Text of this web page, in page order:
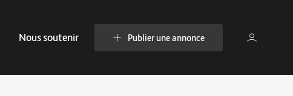
Nous soutenir Publier une annonce